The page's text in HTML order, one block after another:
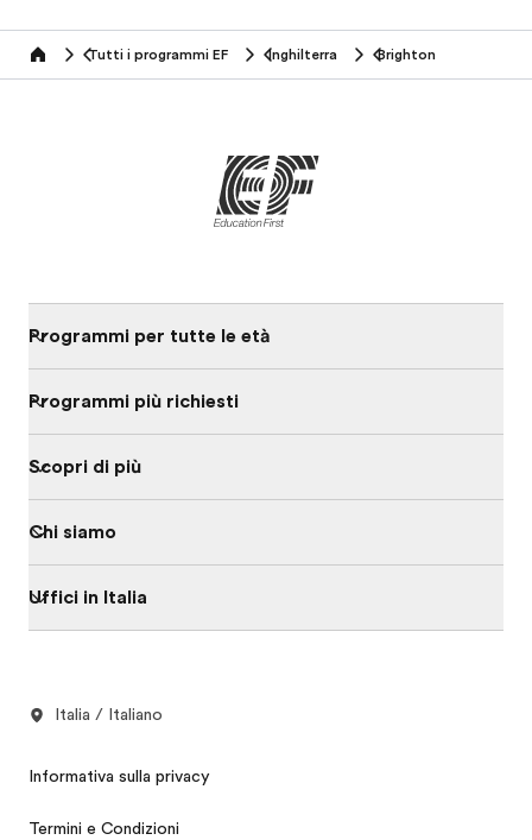
home Tutti i programmi EF Inghilterra Brighton
Programmi per tutte le età
Programmi più richiesti
Scopri di più
Chi siamo
Uffici in Italia
Italia / Italiano
Informativa sulla privacy
Termini e Condizioni